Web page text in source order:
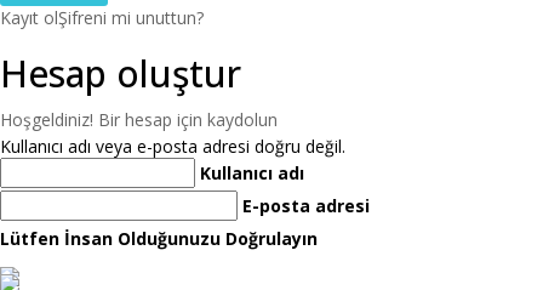
Kayıt olŞifreni mi unuttun?
Hesap oluştur
Hoşgeldiniz! Bir hesap için kaydolun
Kullanıcı adı veya e-posta adresi doğru değil.
Kullanıcı adı
E-posta adresi
Lütfen İnsan Olduğunuzu Doğrulayın